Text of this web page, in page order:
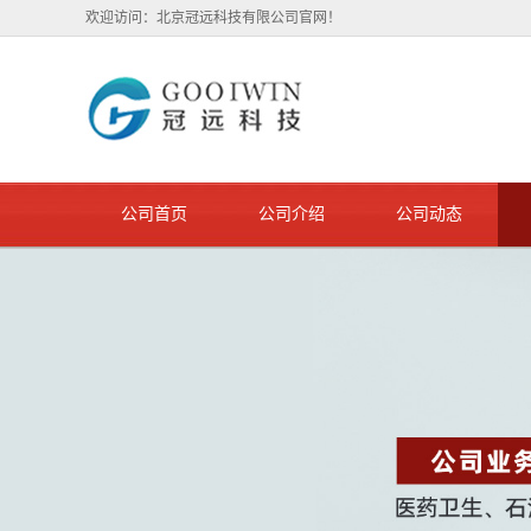
欢迎访问：北京冠远科技有限公司官网！
公司首页 公司介绍 公司动态